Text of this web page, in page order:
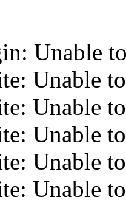
Unable
Unable
Unable
Unable
Unable
Unable